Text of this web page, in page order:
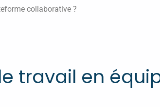
collaborative ?
travail en